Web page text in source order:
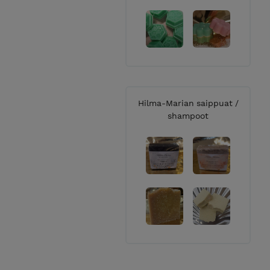
Myyntialue
Verkkokaupassa myytäviä
Toimitusaika
Tilaukset pyritään
Pyrimme poistamaan
jos jokin tilaamasi tuote on
toimittamaan täydellisinä.
emme pysty saamaan sitä
toimittaa osissa.
Viallisen tavaran vaihto ja
Hilma-Marian saippuat /
shampoot